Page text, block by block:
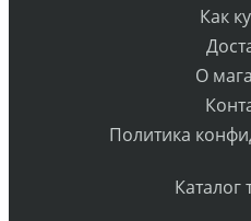
Как
О
Политика
Каталог